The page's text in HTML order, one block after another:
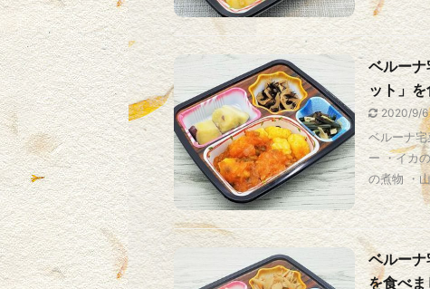
ベルー
ット」
2020/9/
ベルーナ
ー ・イカ
の煮物 ・
ベルーナ
を食べま